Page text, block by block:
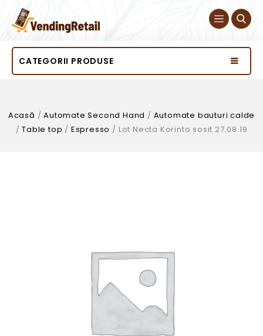
CATEGORII PRODUSE
Acasă /Automate Second Hand / Automate bauturi calde
/Table top / Espresso / Lot Necta Korinto sosit 27.08.19